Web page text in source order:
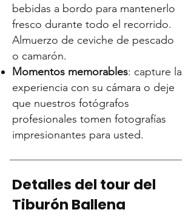
bebidas a bordo para mantenerlo
fresco durante todo el recorrido.
Almuerzo de ceviche de pescado
o camarón.
Momentos memorables: capture la
experiencia con su cámara o deje
que nuestros fotógrafos
profesionales tomen fotografías
impresionantes para usted.
Detalles del tour del
Tiburón Ballena